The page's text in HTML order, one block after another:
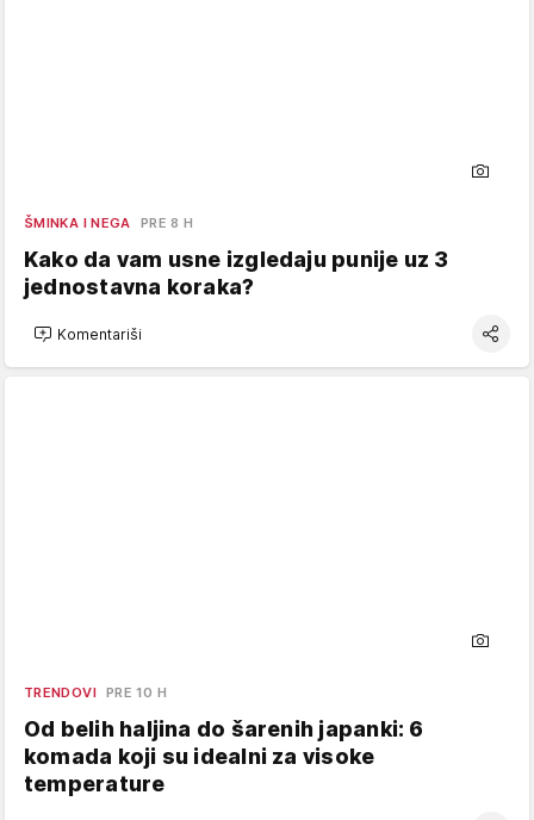
ŠMINKA I NEGA PRE 8 H
Kako da vam usne izgledaju punije uz 3
jednostavna koraka?
Komentariši
TRENDOVI PRE 10 H
Od belih haljina do šarenih japanki: 6
komada koji su idealni za visoke
temperature